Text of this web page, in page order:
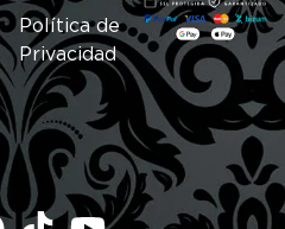
Política de
Privacidad